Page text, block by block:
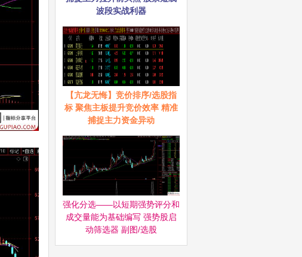
波段实战利器
【亢龙无悔】竞价排序/选股指
标 聚焦主板提升竞价效率 精准
捕捉主力资金异动
强化分选——以短期强势评分和
成交量能为基础编写 强势股启
动筛选器‌ 副图/选股